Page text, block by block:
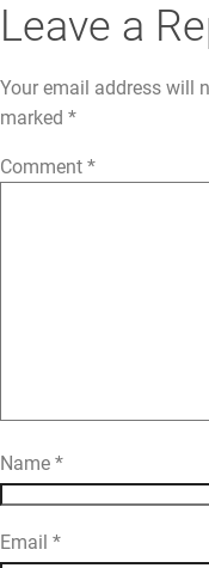
Leave a
Your email address will
marked *
Comment *
Name *
Email *